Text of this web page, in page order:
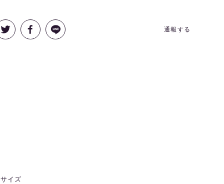
通報する
イズ